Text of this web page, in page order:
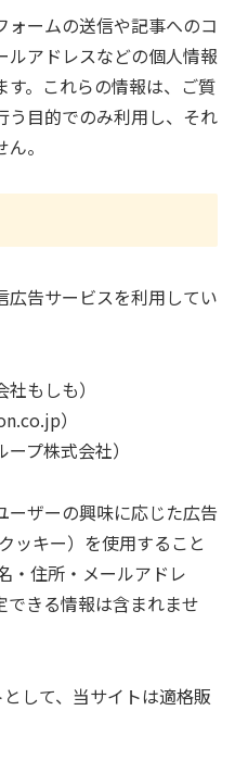
ームの送信や記事へのコ
ルアドレスなどの個人情報
。これらの情報は、ご質
う目的でのみ利用し、それ
。
広告サービスを利用してい
もしも）
）
プ株式会社）
ーザーの興味に応じた広告
ッキー）を使用すること
・住所・メールアドレ
できる情報は含まれませ
して、当サイトは適格販